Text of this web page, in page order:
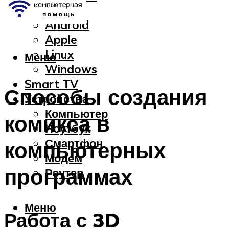
OC
Android
Apple
Linux
Windows
Smart TV
Устройства
Компьютер
Ноутбук
Смартфон
Модем
Роутер
Меню
Меню
Способы создания
комикса в
компьютерных
программах
Работа с 3D